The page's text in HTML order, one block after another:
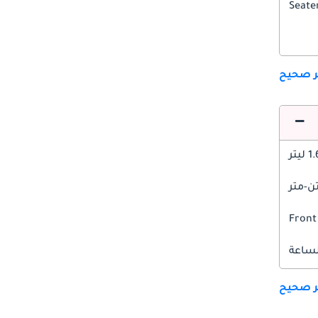
صحيح
ليتر
Front
صحيح